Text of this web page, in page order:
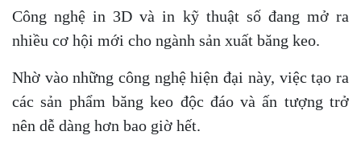
Công nghệ in 3D và in kỹ thuật số đang mở ra
nhiều cơ hội mới cho ngành sản xuất băng keo.
Nhờ vào những công nghệ hiện đại này, việc tạo ra
các sản phẩm băng keo độc đáo và ấn tượng trở
nên dễ dàng hơn bao giờ hết.